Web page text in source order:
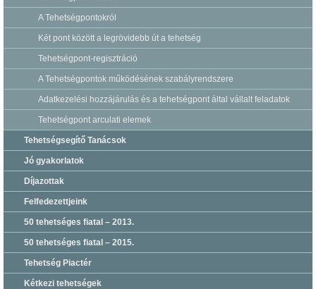
A Tehetségpontokról
Két pont között a legrövidebb út a tehetség
Tehetségpont-regisztráció
A Tehetségpontok működésének szabályrendszere
Adatkezelési hozzájárulás és a tehetségpont által vállalt feladatok
Tehetségpont arculati elemek
Tehetségsegítő Tanácsok
Jó gyakorlatok
Díjazottak
Felfedezettjeink
50 tehetséges fiatal – 2013.
50 tehetséges fiatal – 2015.
Tehetség Piactér
Kétkezi tehetségek